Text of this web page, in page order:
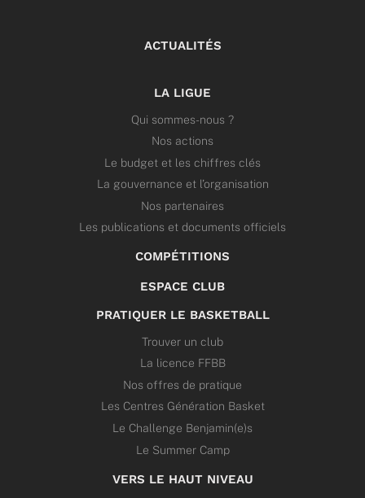
ACTUALITÉS
LA LIGUE
Qui sommes-nous ?
Nos actions
Le budget et les chiffres clés
La gouvernance et l’organisation
Nos partenaires
Les publications et documents officiels
COMPÉTITIONS
ESPACE CLUB
PRATIQUER LE BASKETBALL
Trouver un club
La licence FFBB
Nos offres de pratique
Les Centres Génération Basket
Le Challenge Benjamin(e)s
Le Summer Camp
VERS LE HAUT NIVEAU